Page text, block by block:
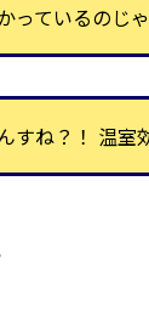
っているのじゃ
すね？！ 温室